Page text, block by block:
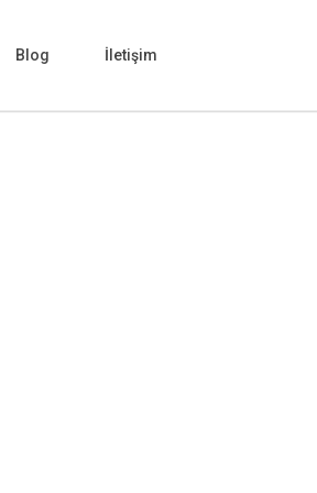
Blog İletişim